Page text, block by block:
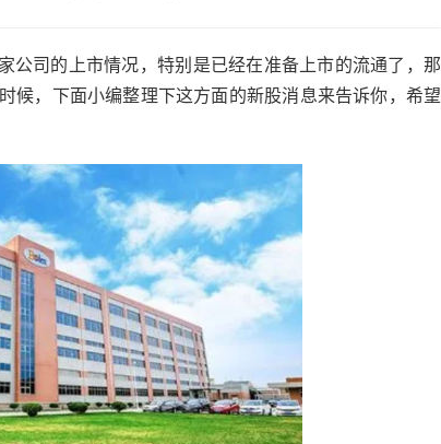
公司的上市情况，特别是已经在准备上市的流通了，那
候，下面小编整理下这方面的新股消息来告诉你，希望